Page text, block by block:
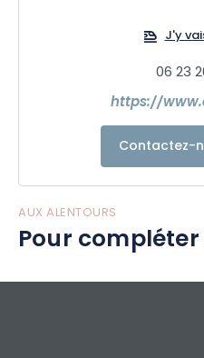
J'y
06 23
https://
Contactez-
AUX ALENTOURS
Pour